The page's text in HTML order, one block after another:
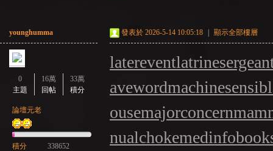
younghumma
0
主題
16萬
回帖
33萬
積分
論壇元老
積分 338652
發表於 2026-5-14 10:05:18 顯示全部樓層
laterevent
aveword
ousemajorconcern
nualchoke